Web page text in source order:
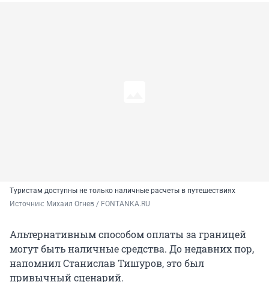
Туристам доступны не только наличные расчеты в путешествиях
Источник: Михаил Огнев / FONTANKA.RU
Альтернативным способом оплаты за границей
могут быть наличные средства. До недавних пор,
напомнил Станислав Тишуров, это был
привычный сценарий.